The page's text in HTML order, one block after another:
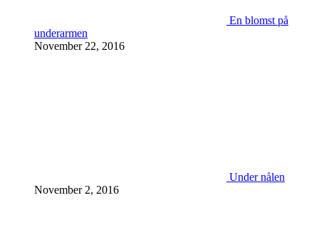
En blomst på
underarmen
November 22, 2016
Under nålen
November 2, 2016